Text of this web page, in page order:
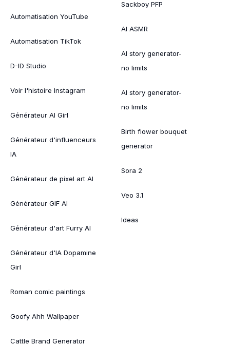
Automatisation YouTube
Automatisation TikTok
D-ID Studio
Voir l'histoire Instagram
Générateur AI Girl
Générateur d'influenceurs
IA
Générateur de pixel art AI
Générateur GIF AI
Générateur d'art Furry AI
Générateur d'IA Dopamine
Girl
Roman comic paintings
Goofy Ahh Wallpaper
Cattle Brand Generator
Sackboy PFP
AI ASMR
AI story generator-
no limits
AI story generator-
no limits
Birth flower bouquet
generator
Sora 2
Veo 3.1
Ideas